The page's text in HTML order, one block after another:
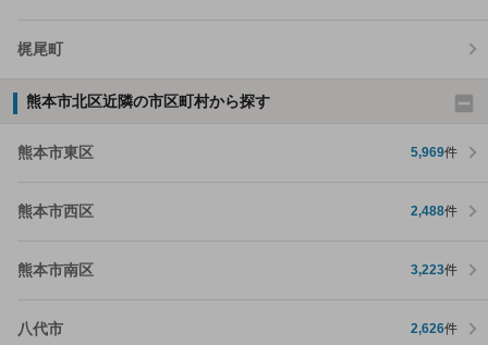
梶尾町
熊本市北区近隣の市区町村から探す
熊本市東区 5,969件
熊本市西区 2,488件
熊本市南区 3,223件
八代市 2,626件